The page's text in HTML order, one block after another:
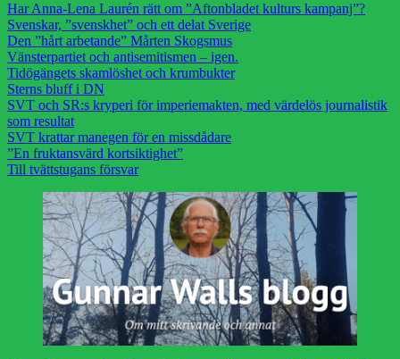
Har Anna-Lena Laurén rätt om ”Aftonbladet kulturs kampanj”?
Svenskar, ”svenskhet” och ett delat Sverige
Den ”hårt arbetande” Mårten Skogsmus
Vänsterpartiet och antisemitismen – igen.
Tidögängets skamlöshet och krumbukter
Sterns bluff i DN
SVT och SR:s kryperi för imperiemakten, med värdelös journalistik
som resultat
SVT krattar manegen för en missdådare
”En fruktansvärd kortsiktighet”
Till tvättstugans försvar